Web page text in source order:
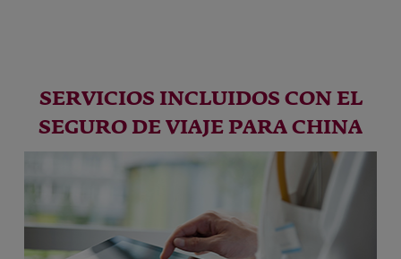
SERVICIOS INCLUIDOS CON EL
SEGURO DE VIAJE PARA CHINA